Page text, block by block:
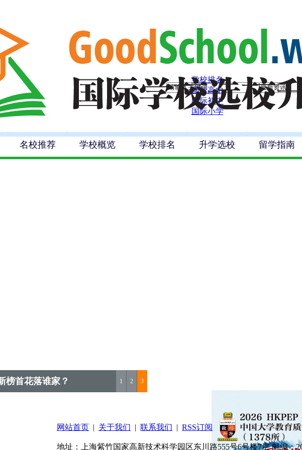
名校推荐 学校概览 学校排名 升学选校 留学指南
学校排名
国际高中
国际初中
国际小学
榜首花落谁家？ 1 2 3
网站首页 | 关于我们 | 联系我们 | RSS订阅
地址：上海紫竹国家高新技术科学园区东川路555号6号楼7层 邮编：